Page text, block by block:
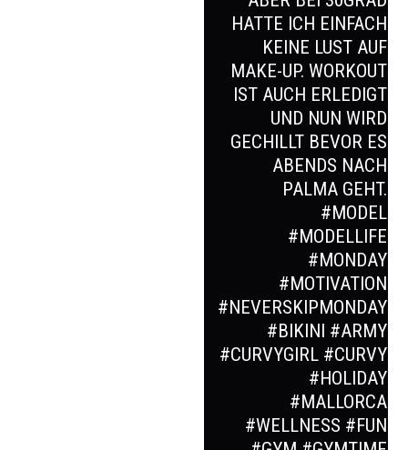
HATTE ICH EINFACH
KEINE LUST AUF
MAKE-UP. WORKOUT
IST AUCH ERLEDIGT
UND NUN WIRD
GECHILLT BEVOR ES
ABENDS NACH
PALMA GEHT.
#MODEL
#MODELLIFE
#MONDAY
#MOTIVATION
#NEVERSKIPMONDAY
#BIKINI #ARMY
#CURVYGIRL #CURVY
#HOLIDAY
#MALLORCA
#WELLNESS #FUN